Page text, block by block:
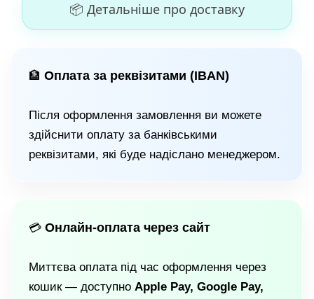
📦 Детальніше про доставку
🏦 Оплата за реквізитами (IBAN)
Після оформлення замовлення ви можете
здійснити оплату за банківськими
реквізитами, які буде надіслано менеджером.
💳 Онлайн-оплата через сайт
Миттєва оплата під час оформлення через
кошик — доступно Apple Pay, Google Pay,